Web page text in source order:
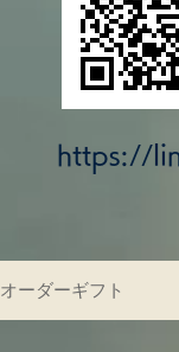
https://
オーダーギフト